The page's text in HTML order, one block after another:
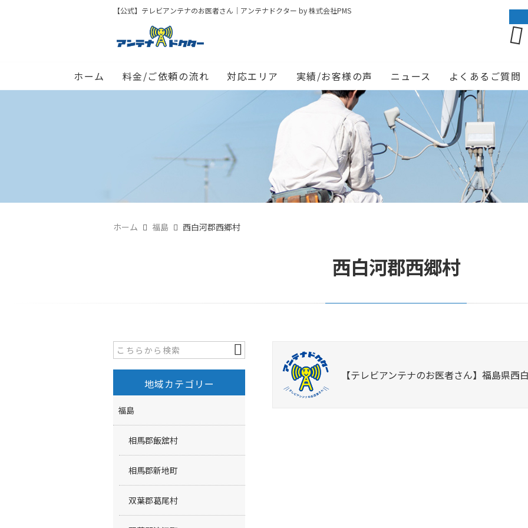
【公式】テレビアンテナのお医者さん｜アンテナドクター by 株式会社PMS
ホーム 料金/ご依頼の流れ 対応エリア 実績/お客様の声 ニュース よくあるご質問
ホーム 福島 西白河郡西郷村
西白河郡西郷村
【テレビアンテナのお医者さん】福島県
地域カテゴリー
福島
相馬郡飯舘村
相馬郡新地町
双葉郡葛尾村